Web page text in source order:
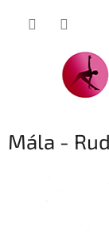
Mála -